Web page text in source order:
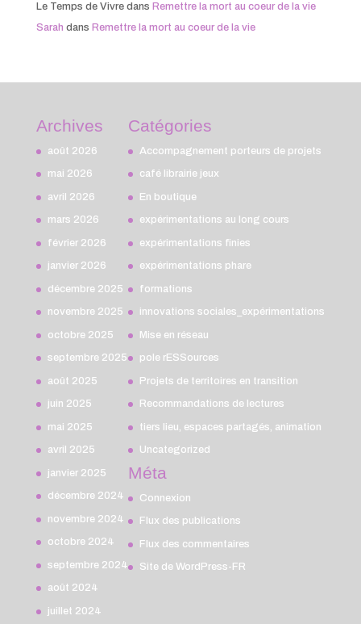
Le Temps de Vivredans Remettre la mort au coeur de la vie
Sarah dans Remettre la mort au coeur de la vie
Archives
août 2026
mai 2026
avril 2026
mars 2026
février 2026
janvier 2026
décembre 2025
novembre 2025
octobre 2025
septembre 2025
août 2025
juin 2025
mai 2025
avril 2025
janvier 2025
décembre 2024
novembre 2024
octobre 2024
septembre 2024
août 2024
juillet 2024
Catégories
Accompagnement porteurs de projets
café librairie jeux
En boutique
expérimentations au long cours
expérimentations finies
expérimentations phare
formations
innovations sociales_expérimentations
Mise en réseau
pole rESSources
Projets de territoires en transition
Recommandations de lectures
tiers lieu, espaces partagés, animation
Uncategorized
Méta
Connexion
Flux des publications
Flux des commentaires
Site de WordPress-FR